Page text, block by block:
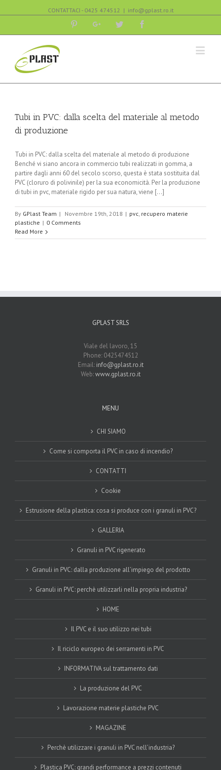
CONTATTACI - 0425 474512 | info@gplast.ro.it
PinterestGoogle+Twitter
Tubi in PVC: dalla scelta del materiale al metodo
di produzione
Tubi in PVC: dalla scelta del materiale al metodo di produzione
Benché vi siano ancora in commercio tubi realizzati in gomma, a
partire dagli anni 60 del secolo scorso, questa è stata sostituita dal
PVC (cloruro di polivinile) per la sua economicità. Per la produzione
di tubi in pvc, materiale rigido per sua natura, viene [...]
By GPlast Team | Novembre 19th, 2018 | pvc, recupero materie
plastiche | 0 Comments
Read More
GPLAST SRLS
Viale del lavoro, 15
Phone: 0425474512
Email: info@gplast.ro.it
Web:www.gplast.ro.it
MENU
CHI SIAMO
Come si comporta il PVC in caso di incendio?
CONTATTI
Cookie
Estrusione della plastica: cosa si produce con i granuli in PVC?
GALLERIA
Granuli in PVC rigenerato
Granuli in PVC: dalla produzione all’impiego del prodotto
Granuli in PVC: perchè utilizzarli nella propria industria?
HOME
Il PVC e il suo utilizzo nei tubi
Il riciclo europeo dei serramenti in PVC
INFORMATIVA sul trattamento dati
La produzione del PVC
Lavorazione materie plastiche PVC
MAGAZINE
Perchè utilizzare i granuli in PVC nell’industria?
Plastica PVC: grandi performance a prezzi contenuti